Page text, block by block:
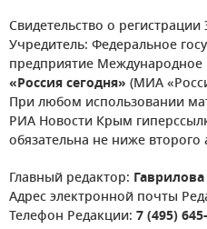
Свидетельство о
Учредитель: Федеральное
предприятие
«Россия сегодня» (МИА
При любом использовании
РИА Новости Крым
обязательна не ниже второго
Главный редактор:
Адрес электронной почты
Телефон Редакции: 7 (495)